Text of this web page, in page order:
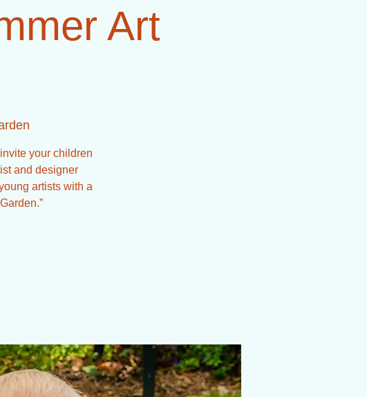
Art
your children
and designer
artists with a